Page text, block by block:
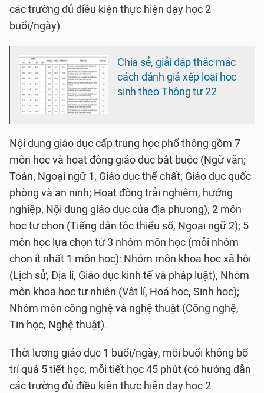
các trường đủ điều kiện thực hiện dạy học 2
buổi/ngày).
Chia sẻ, giải đáp thắc mắc
cách đánh giá xếp loại học
sinh theo Thông tư 22
Nội dung giáo dục cấp trung học phổ thông gồm 7
môn học và hoạt động giáo dục bắt buộc (Ngữ văn;
Toán; Ngoại ngữ 1; Giáo dục thể chất; Giáo dục quốc
phòng và an ninh; Hoạt động trải nghiệm, hướng
nghiệp; Nội dung giáo dục của địa phương); 2 môn
học tự chọn (Tiếng dân tộc thiểu số, Ngoại ngữ 2); 5
môn học lựa chọn từ 3 nhóm môn học (mỗi nhóm
chọn ít nhất 1 môn học): Nhóm môn khoa học xã hội
(Lịch sử, Địa lí, Giáo dục kinh tế và pháp luật); Nhóm
môn khoa học tự nhiên (Vật lí, Hoá học, Sinh học);
Nhóm môn công nghệ và nghệ thuật (Công nghệ,
Tin học, Nghệ thuật).
Thời lượng giáo dục 1 buổi/ngày, mỗi buổi không bố
trí quá 5 tiết học; mỗi tiết học 45 phút (có hướng dẫn
các trường đủ điều kiện thực hiện dạy học 2